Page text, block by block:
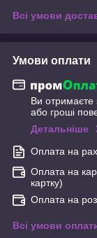
Всі умови
Умови оплати
Ви отримаєте
або гроші
Детальніше
Оплата на
Оплата на
картку)
Оплата на
Всі умови